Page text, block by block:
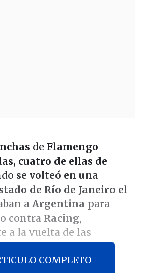
de Flamengo
cuatro de ellas de
se volteó en una
de Río de Janeiro el
a Argentina para
contra Racing,
a la vuelta de las
Copa Libertadores.
COMPLETO